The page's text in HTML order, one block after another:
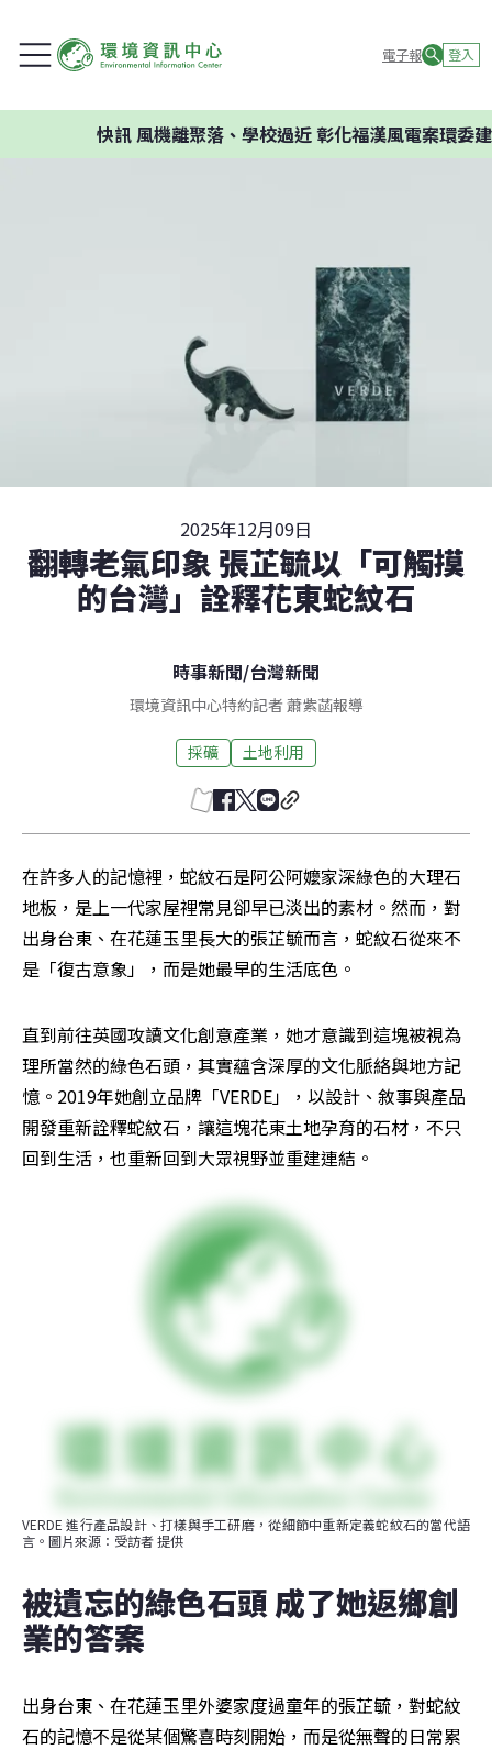
電子報 登入
風機離聚落、學校過近 彰化福漢風電案環委建議不應開
2025年12月09日
翻轉老氣印象 張芷毓以「可觸摸
的台灣」詮釋花東蛇紋石
時事新聞/台灣新聞
環境資訊中心特約記者 蕭紫菡報導
採礦 土地利用
在許多人的記憶裡，蛇紋石是阿公阿嬤家深綠色的大理石
地板，是上一代家屋裡常見卻早已淡出的素材。然而，對
出身台東、在花蓮玉里長大的張芷毓而言，蛇紋石從來不
是「復古意象」，而是她最早的生活底色。
直到前往英國攻讀文化創意產業，她才意識到這塊被視為
理所當然的綠色石頭，其實蘊含深厚的文化脈絡與地方記
憶。2019年她創立品牌「VERDE」，以設計、敘事與產品
開發重新詮釋蛇紋石，讓這塊花東土地孕育的石材，不只
回到生活，也重新回到大眾視野並重建連結。
VERDE 進行產品設計、打樣與手工研磨，從細節中重新定義蛇紋石的當代語
言。圖片來源：受訪者 提供
被遺忘的綠色石頭 成了她返鄉創
業的答案
出身台東、在花蓮玉里外婆家度過童年的張芷毓，對蛇紋
石的記憶不是從某個驚喜時刻開始，而是從無聲的日常累